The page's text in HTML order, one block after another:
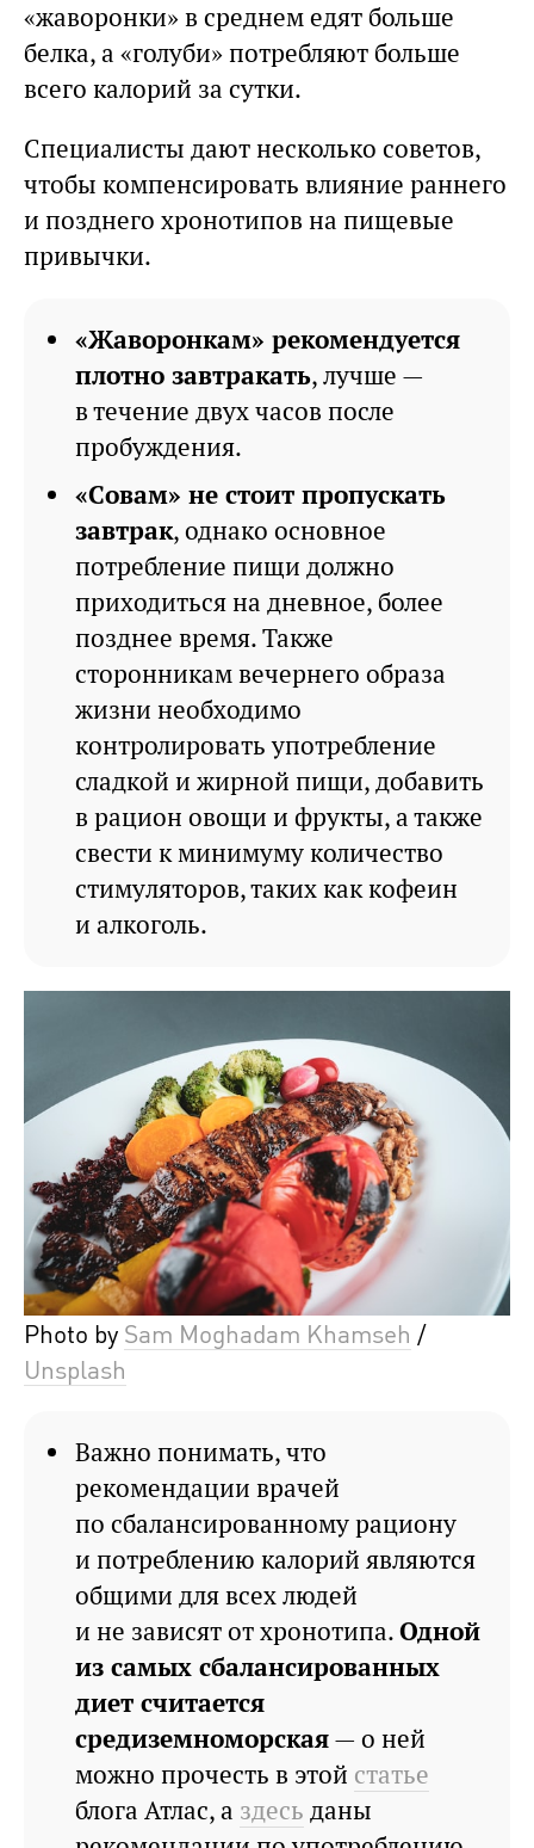
«жаворонки» в среднем едят больше
белка, а «голуби» потребляют больше
всего калорий за сутки.
Специалисты дают несколько советов,
чтобы компенсировать влияние раннего
и позднего хронотипов на пищевые
привычки.
«Жаворонкам» рекомендуется
плотно завтракать, лучше —
в течение двух часов после
пробуждения.
«Совам» не стоит пропускать
завтрак, однако основное
потребление пищи должно
приходиться на дневное, более
позднее время. Также
сторонникам вечернего образа
жизни необходимо
контролировать употребление
сладкой и жирной пищи, добавить
в рацион овощи и фрукты, а также
свести к минимуму количество
стимуляторов, таких как кофеин
и алкоголь.
Photo by Sam Moghadam Khamseh /
Unsplash
Важно понимать, что
рекомендации врачей
по сбалансированному рациону
и потреблению калорий являются
общими для всех людей
и не зависят от хронотипа.Одной
из самых сбалансированных
диет считается
средиземноморская— о ней
можно прочесть в этой статье
блога Атлас, а здесь даны